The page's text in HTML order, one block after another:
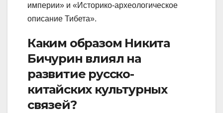
империи» и «Историко-археологическое
описание Тибета».
Каким образом Никита
Бичурин влиял на
развитие русско-
китайских культурных
связей?